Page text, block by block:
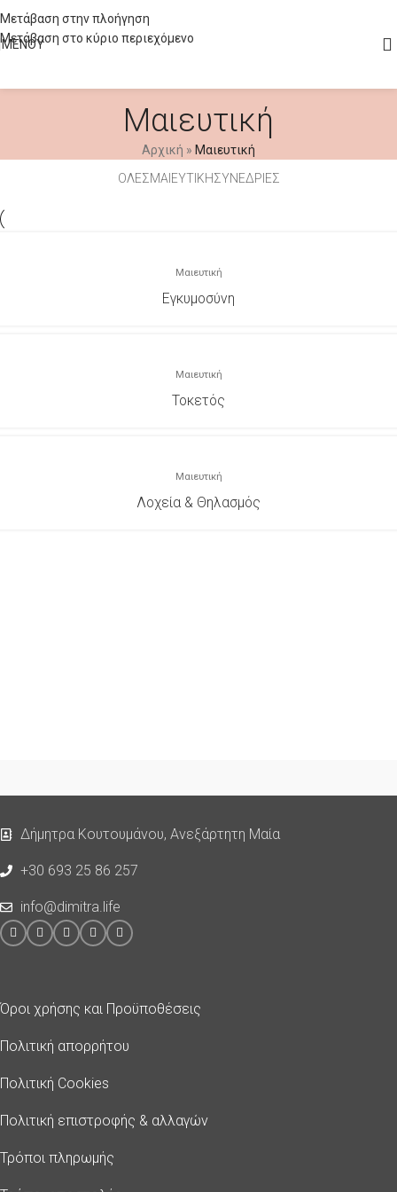
Μετάβαση στην πλοήγηση
Μετάβαση στο κύριο περιεχόμενο
ΜΕΝΟΎ
Μαιευτική
Αρχική » Μαιευτική
ΌΛΕΣΜΑΙΕΥΤΙΚΉΣΥΝΕΔΡΊΕΣ
Μαιευτική
Εγκυμοσύνη
Μαιευτική
Τοκετός
Μαιευτική
Λοχεία & Θηλασμός
Δήμητρα Κουτουμάνου, Ανεξάρτητη Μαία
+30 693 25 86 257
info@dimitra.life
Όροι χρήσης και Προϋποθέσεις
Πολιτική απορρήτου
Πολιτική Cookies
Πολιτική επιστροφής & αλλαγών
Τρόποι πληρωμής